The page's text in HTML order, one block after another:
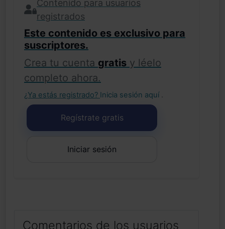
Contenido para usuarios
registrados
Este contenido es exclusivo para
suscriptores.
Crea tu cuenta gratis y léelo
completo ahora.
¿Ya estás registrado? Inicia sesión aquí .
Regístrate gratis
Iniciar sesión
Comentarios de los usuarios